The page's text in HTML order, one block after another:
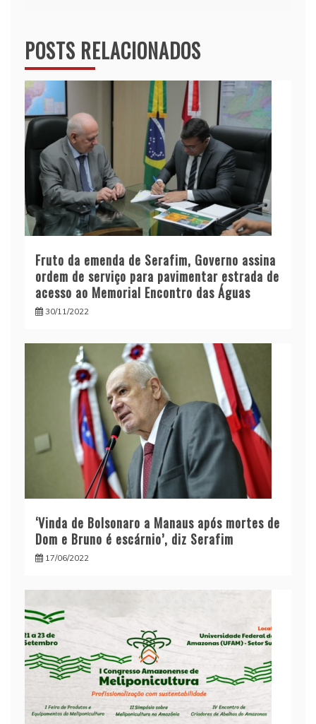
POSTS RELACIONADOS
Fruto da emenda de Serafim, Governo assina
ordem de serviço para pavimentar estrada de
acesso ao Memorial Encontro das Águas
30/11/2022
‘Vinda de Bolsonaro a Manaus após mortes de
Dom e Bruno é escárnio’, diz Serafim
17/06/2022